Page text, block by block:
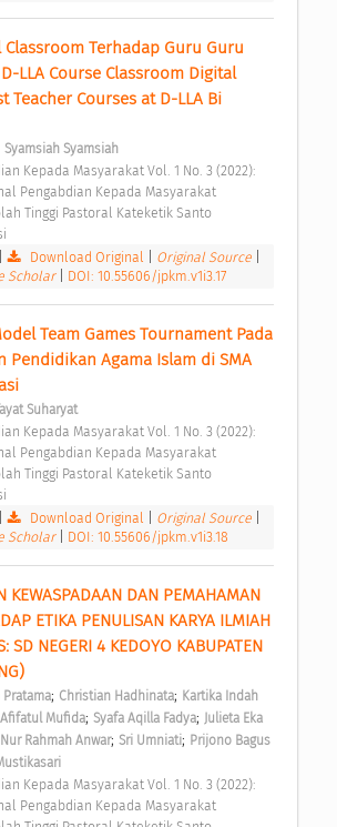
Terhadap Guru Guru
LLA Course Classroom Digital
Teacher Courses at D-LLA Bi
Syamsiah Syamsiah
Pengabdian Kepada Masyarakat
Tinggi Pastoral Kateketik Santo
Download Original Original Source
Scholar
DOI: 10.55606/jpkm.v1i3.17
Team Games Tournament Pada
Pendidikan Agama Islam di SMA
Suharyat
Pengabdian Kepada Masyarakat
Tinggi Pastoral Kateketik Santo
Download Original Original Source
Scholar
DOI: 10.55606/jpkm.v1i3.18
KEWASPADAAN DAN PEMAHAMAN
ETIKA PENULISAN KARYA ILMIAH
SD NEGERI 4 KEDOYO KABUPATEN
Pratama; Christian Hadhinata; Kartika Indah
Mufida; Syafa Aqilla Fadya;
Julieta Eka
Rahmah Anwar; Sri Umniati; Prijono Bagus
Pengabdian Kepada Masyarakat